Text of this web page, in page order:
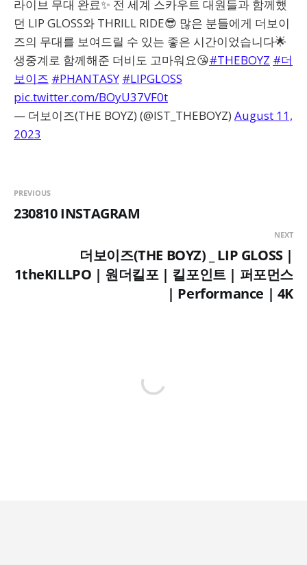
라이브 무대 완료✨ 전 세계 스카우트 대원들과 함께했
던 LIP GLOSS와 THRILL RIDE😎 많은 분들에게 더보이
즈의 무대를 보여드릴 수 있는 좋은 시간이었습니다🌟
생중계로 함께해준 더비도 고마워요😘#THEBOYZ #더
보이즈 #PHANTASY #LIPGLOSS
pic.twitter.com/BOyU37VF0t
— 더보이즈(THE BOYZ) (@IST_THEBOYZ) August 11,
2023
PREVIOUS
230810 INSTAGRAM
NEXT
더보이즈(THE BOYZ) _ LIP GLOSS |
1theKILLPO | 원더킬포 | 킬포인트 | 퍼포먼스
| Performance | 4K